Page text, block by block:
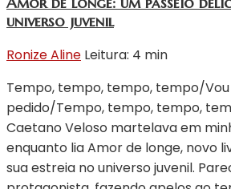
universo juvenil
Ronize Aline Leitura: 4 min
Tempo, tempo, tempo, tempo/
pedido/Tempo, tempo, tempo,
Caetano Veloso martelava em
enquanto lia Amor de longe, novo
sua estreia no universo juvenil.